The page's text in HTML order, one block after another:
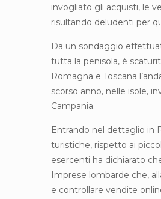
invogliato gli acquisti, le
risultando deludenti per
Da un sondaggio
tutta la penisola, è
Romagna e Toscana
scorso anno, nelle isole,
Campania.
Entrando nel dettaglio in
turistiche, rispetto ai
esercenti ha dichiarato
Imprese lombarde che,
e controllare vendite